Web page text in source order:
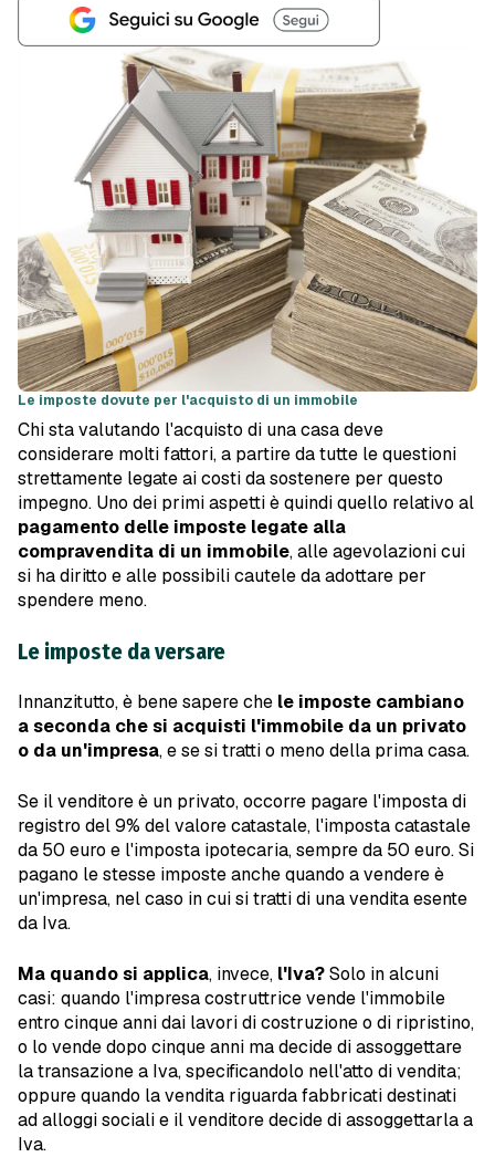
Le imposte dovute per l'acquisto di un immobile
Chi sta valutando l'acquisto di una casa deve
considerare molti fattori, a partire da tutte le questioni
strettamente legate ai costi da sostenere per questo
impegno. Uno dei primi aspetti è quindi quello relativo al
pagamento delle imposte legate alla
compravendita di un immobile, alle agevolazioni cui
si ha diritto e alle possibili cautele da adottare per
spendere meno.
Le imposte da versare
Innanzitutto, è bene sapere che le imposte cambiano
a seconda che si acquisti l'immobile da un privato
o da un'impresa, e se si tratti o meno della prima casa.
Se il venditore è un privato, occorre pagare l'imposta di
registro del 9% del valore catastale, l'imposta catastale
da 50 euro e l'imposta ipotecaria, sempre da 50 euro. Si
pagano le stesse imposte anche quando a vendere è
un'impresa, nel caso in cui si tratti di una vendita esente
da Iva.
Ma quando si applica, invece, l'Iva?Solo in alcuni
casi: quando l'impresa costruttrice vende l'immobile
entro cinque anni dai lavori di costruzione o di ripristino,
o lo vende dopo cinque anni ma decide di assoggettare
la transazione a Iva, specificandolo nell'atto di vendita;
oppure quando la vendita riguarda fabbricati destinati
ad alloggi sociali e il venditore decide di assoggettarla a
Iva.